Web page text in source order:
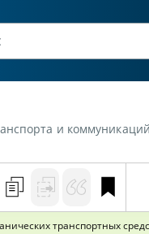
Республики Беларусь от 23
транспортных